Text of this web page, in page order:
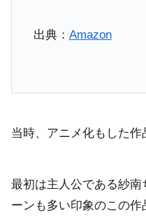
出典： Amazon
当時、アニメ化もした作
最初は主人公である紗
ーンも多い印象のこの